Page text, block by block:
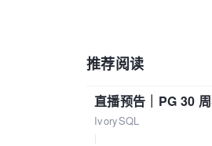
推荐阅读
直播预告｜PG 30
IvorySQL